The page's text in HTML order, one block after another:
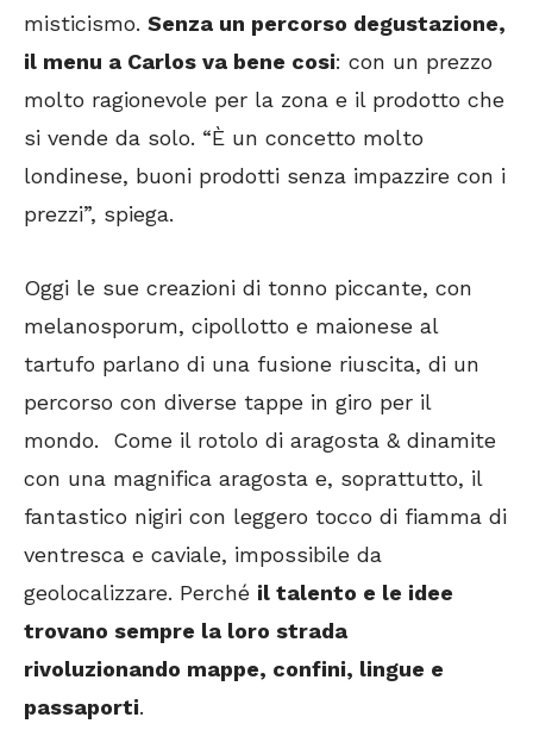
misticismo. Senza un percorso degustazione,
il menu a Carlos va bene cosi: con un prezzo
molto ragionevole per la zona e il prodotto che
si vende da solo. “È un concetto molto
londinese, buoni prodotti senza impazzire con i
prezzi”, spiega.
Oggi le sue creazioni di tonno piccante, con
melanosporum, cipollotto e maionese al
tartufo parlano di una fusione riuscita, di un
percorso con diverse tappe in giro per il
mondo. Come il rotolo di aragosta & dinamite
con una magnifica aragosta e, soprattutto, il
fantastico nigiri con leggero tocco di fiamma di
ventresca e caviale, impossibile da
geolocalizzare. Perché il talento e le idee
trovano sempre la loro strada
rivoluzionando mappe, confini, lingue e
passaporti.